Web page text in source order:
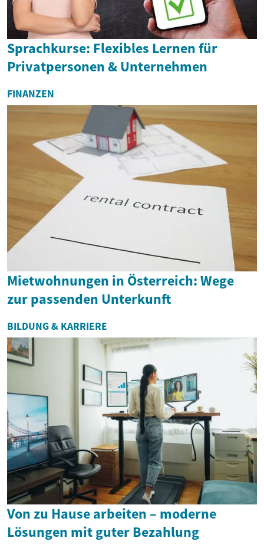
Sprachkurse: Flexibles Lernen für
Privatpersonen & Unternehmen
FINANZEN
Mietwohnungen in Österreich: Wege
zur passenden Unterkunft
BILDUNG & KARRIERE
Von zu Hause arbeiten – moderne
Lösungen mit guter Bezahlung